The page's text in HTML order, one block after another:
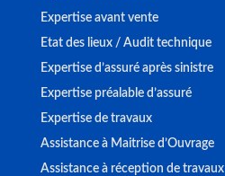
Expertise avant vente
Etat des lieux / Audit technique
Expertise d’assuré après sinistre
Expertise préalable d’assuré
Expertise de travaux
Assistance à Maitrise d’Ouvrage
Assistance à réception de travaux